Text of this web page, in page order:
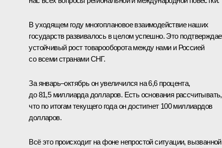
В уходящем году многоплановое взаимодействие наших
государств развивалось в целом успешно. Это
устойчивый рост товарооборота между нами и Россией
со всеми странами СНГ.
За январь–октябрь он увеличился на 6,6 процента,
до 81,5 миллиарда долларов. Есть основания рассчитывать,
что по итогам текущего года он достигнет 100 миллиардов
долларов.
Всё это происходит на фоне непростой ситуации, вызванной